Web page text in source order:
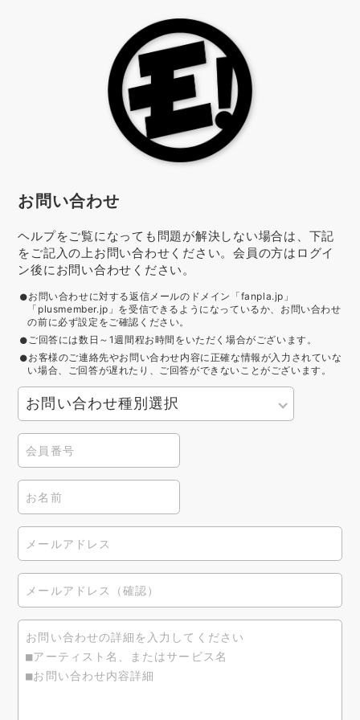
お問い合わせ
ヘルプをご覧になっても問題が解決しない場合は、下記
をご記入の上お問い合わせください。会員の方はログイ
ン後にお問い合わせください。
お問い合わせに対する返信メールのドメイン「fanpla.jp」
「plusmember.jp」を受信できるようになっているか、お問い合わせ
の前に必ず設定をご確認ください。
ご回答には数日～1週間程お時間をいただく場合がございます。
お客様のご連絡先やお問い合わせ内容に正確な情報が入力されていな
い場合、ご回答が遅れたり、ご回答ができないことがございます。